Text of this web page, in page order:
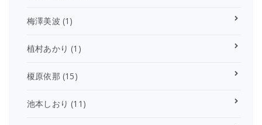
梅澤美波 (1)
植村あかり (1)
榎原依那 (15)
池本しおり (11)